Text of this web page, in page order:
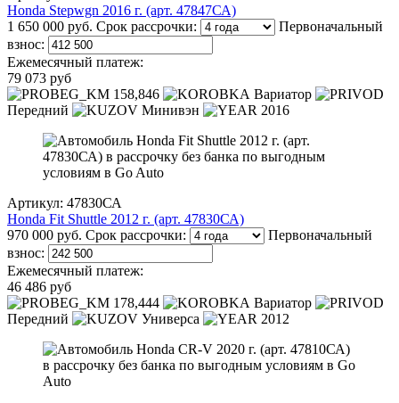
Honda Stepwgn 2016 г. (арт. 47847СА)
1 650 000 руб. Срок рассрочки:
Первоначальный
взнос:
Ежемесячный платеж:
79 073 руб
158,846
Вариатор
Передний
Минивэн 2016
Артикул: 47830СА
Honda Fit Shuttle 2012 г. (арт. 47830СА)
970 000 руб. Срок рассрочки:
Первоначальный
взнос:
Ежемесячный платеж:
46 486 руб
178,444
Вариатор
Передний
Универса 2012